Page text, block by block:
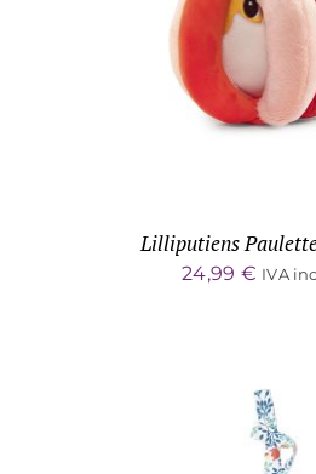
Lilliputiens
24,99 € IVA